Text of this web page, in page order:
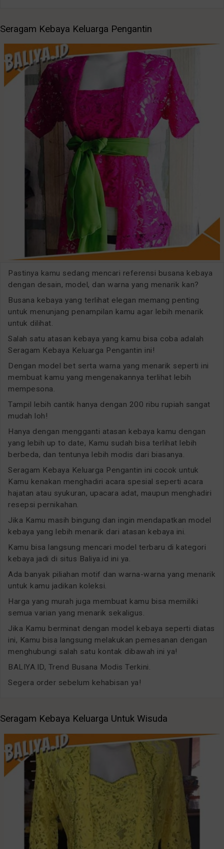
Seragam Kebaya Keluarga Pengantin
Pastinya kamu sedang mencari referensi busana kebaya
dengan desain, model, dan warna yang menarik kan?
Busana kebaya yang terlihat elegan memang penting
untuk menunjang penampilan kamu agar lebih menarik
untuk dilihat.
Salah satu atasan kebaya yang kamu bisa coba adalah
Seragam Kebaya Keluarga Pengantin ini!
Dengan model bet serta warna yang menarik seperti ini
membuat kamu yang mengenakannya terlihat lebih
mempesona.
Tampil lebih cantik hanya dengan 200 ribu rupiah sangat
mudah loh!
Hanya dengan mengganti atasan kebaya kamu dengan
yang lebih up to date, Kamu sudah bisa terlihat lebih
berbeda, dan tentunya lebih modis dari biasanya.
Seragam Kebaya Keluarga Pengantin ini cocok untuk
Kamu kenakan menghadiri acara spesial seperti acara
hajatan atau syukuran, upacara adat, maupun menghadiri
resepsi pernikahan.
Jika Kamu masih bingung dan ingin mendapatkan model
kebaya yang lebih menarik dari atasan kebaya ini.
Kamu bisa langsung mencari model terbaru di kategori
kebaya jadi di situs Baliya.id ini ya.
Ada banyak piliahan motif dan warna-warna yang menarik
untuk kamu jadikan koleksi.
Harga yang murah juga membuat kamu bisa memiliki
semua varian yang menarik sekaligus.
Jika Kamu berminat dengan model kebaya seperti diatas
ini, Kamu bisa langsung melakukan pemesanan dengan
menghubungi salah satu kontak dibawah ini ya!
BALIYA.ID, Trend Busana Modis Terkini.
Segera order sebelum kehabisan ya!
Seragam Kebaya Keluarga Untuk Wisuda